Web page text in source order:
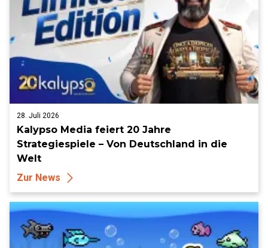
28. Juli 2026
Kalypso Media feiert 20 Jahre
Strategiespiele – Von Deutschland in die
Welt
Zur News